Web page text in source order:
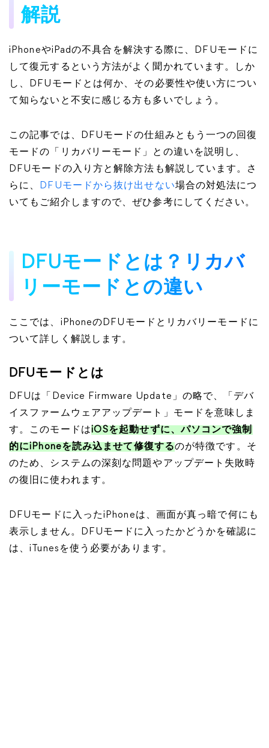
解説
iPhoneやiPadの不具合を解決する際に、DFUモードに
して復元するという方法がよく聞かれています。しか
し、DFUモードとは何か、その必要性や使い方につい
て知らないと不安に感じる方も多いでしょう。
この記事では、DFUモードの仕組みともう一つの回復
モードの「リカバリーモード」との違いを説明し、
DFUモードの入り方と解除方法も解説しています。さ
らに、
DFUモードから抜け出せない場合の対処法につ
いてもご紹介しますので、ぜひ参考にしてください。
DFUモードとは？リカバ
リーモードとの違い
ここでは、iPhoneのDFUモードとリカバリーモードに
ついて詳しく解説します。
DFUモードとは
DFUは「Device Firmware Update」の略で、「デバ
イスファームウェアアップデート」モードを意味しま
す。このモードはiOSを起動せずに、パソコンで強制
的にiPhoneを読み込ませて修復するのが特徴です。そ
のため、システムの深刻な問題やアップデート失敗時
の復旧に使われます。
DFUモードに入ったiPhoneは、画面が真っ暗で何にも
表示しません。DFUモードに入ったかどうかを確認に
は、iTunesを使う必要があります。